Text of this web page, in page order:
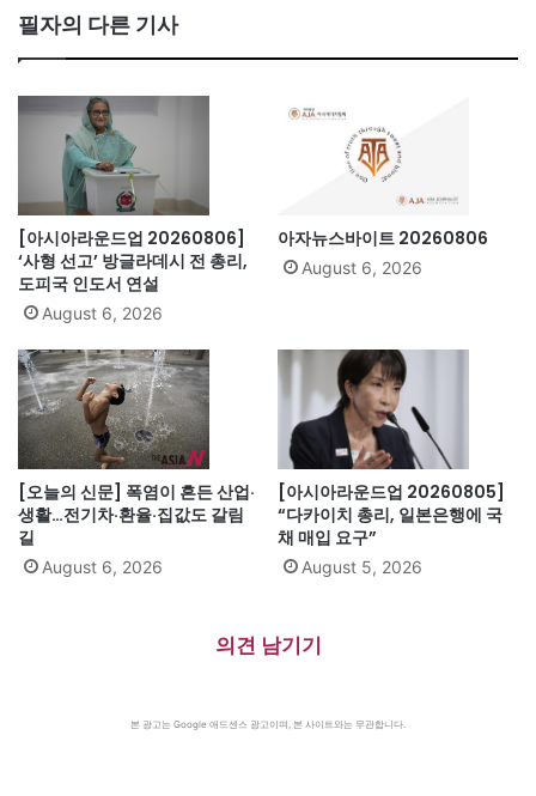
필자의 다른 기사
[아시아라운드업 20260806]
‘사형 선고’ 방글라데시 전 총리,
도피국 인도서 연설
August 6, 2026
아자뉴스바이트 20260806
August 6, 2026
[오늘의 신문] 폭염이 흔든 산업·
생활…전기차·환율·집값도 갈림
길
August 6, 2026
[아시아라운드업 20260805]
“다카이치 총리, 일본은행에 국
채 매입 요구”
August 5, 2026
의견 남기기
본 광고는 Google 애드센스 광고이며, 본 사이트와는 무관합니다.